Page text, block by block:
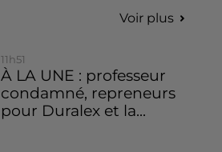
Voir plus
11h51
À LA UNE : professeur
condamné, repreneurs
pour Duralex et la...